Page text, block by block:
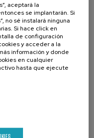
infantil con
aceptará la
se implantarán. Si
no sé instalará ninguna
Si hace click en
de configuración
y acceder a la
información y donde
en cualquier
hasta que ejecute